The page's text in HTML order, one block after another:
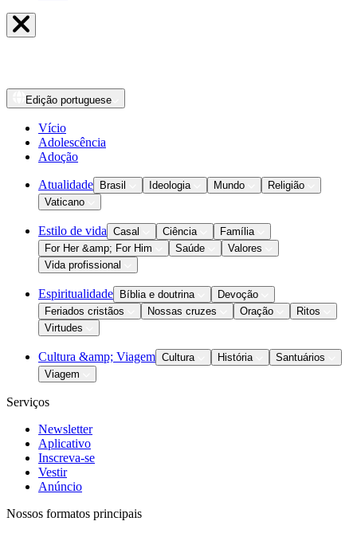
Edição portuguese
Vício
Adolescência
Adoção
Atualidade Brasil Ideologia Mundo
Religião
Vaticano
Estilo de vida Casal Ciência
Família
For Her &amp; For Him
Saúde
Valores
Vida profissional
Espiritualidade Bíblia e doutrina
Devoção
Feriados cristãos
Nossas cruzes Oração
Ritos
Virtudes
Cultura &amp; Viagem Cultura História
Santuários
Viagem
Serviços
Newsletter
Aplicativo
Inscreva-se
Vestir
Anúncio
Nossos formatos principais